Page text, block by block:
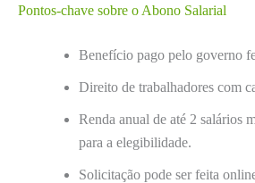
Pontos-chave sobre o Abono Salarial
Benefício pago pelo governo
Direito de trabalhadores com
Renda anual de até 2 salários
para a elegibilidade.
Solicitação pode ser feita